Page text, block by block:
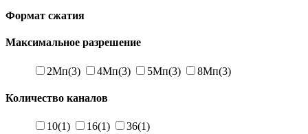
Формат сжатия
Максимальное разрешение
2Мп(3) 4Мп(3) 5Мп(3) 8Мп(3)
Количество каналов
10(1) 16(1) 36(1)